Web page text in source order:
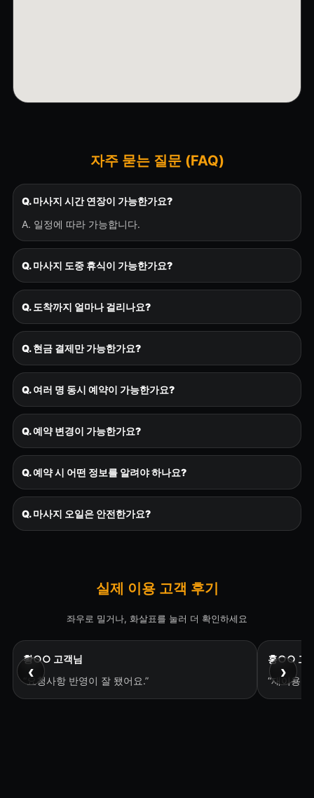
자주 묻는 질문 (FAQ)
Q. 마사지 시간 연장이 가능한가요?
A. 일정에 따라 가능합니다.
Q. 마사지 도중 휴식이 가능한가요?
Q. 도착까지 얼마나 걸리나요?
Q. 현금 결제만 가능한가요?
Q. 여러 명 동시 예약이 가능한가요?
Q. 예약 변경이 가능한가요?
Q. 예약 시 어떤 정보를 알려야 하나요?
Q. 마사지 오일은 안전한가요?
실제 이용 고객 후기
좌우로 밀거나, 화살표를 눌러 더 확인하세요
‹
황○○ 고객님
“요청사항 반영이 잘 됐어요.”
홍○○ 고
“재이용
›